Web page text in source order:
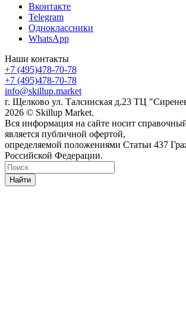
Вконтакте
Telegram
Одноклассники
WhatsApp
Наши контакты
+7 (495)478-70-78
+7 (495)478-70-78
info@skillup.market
г. Щелково ул. Талсинская д.23 ТЦ
2026 © Skillup Market.
Вся информация на сайте носит
является публичной офертой,
определяемой положениями Статьи 437
Российской Федерации.
Найти